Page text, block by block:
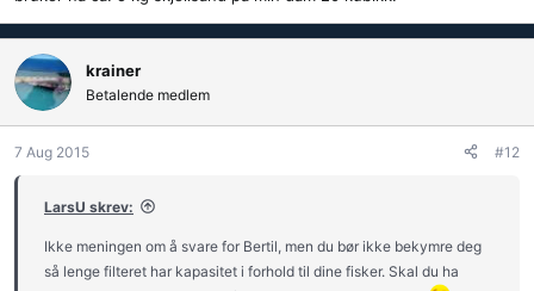
krainer
Betalende medlem
7 Aug 2015 #12
LarsU skrev:
Ikke meningen om å svare for Bertil, men du bør ikke bekymre deg
så lenge filteret har kapasitet i forhold til dine fisker. Skal du ha